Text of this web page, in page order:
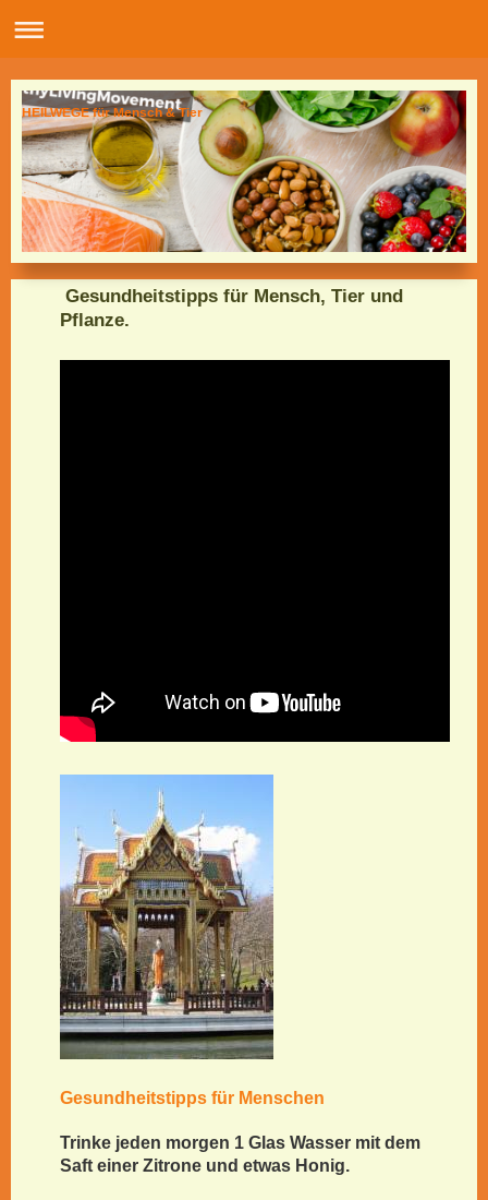
HEILWEGE für Mensch & Tier
Gesundheitstipps für Mensch, Tier und
Pflanze.
Gesundheitstipps für Menschen
Trinke jeden morgen 1 Glas Wasser mit dem
Saft einer Zitrone und etwas Honig.